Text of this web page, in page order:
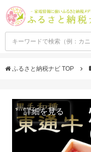
ふるさと納税ナビ TOP
詳細を見る